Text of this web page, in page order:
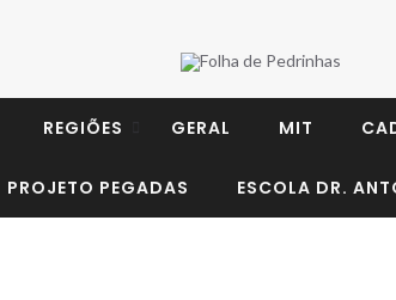
REGIÕES GERAL MIT
PROJETO PEGADAS ESCOLA DR.